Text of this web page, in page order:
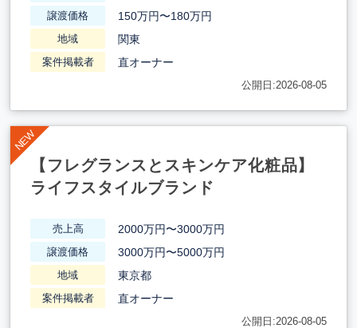
譲渡価格 150万円〜180万円
地域 関東
案件掲載者 直オーナー
公開日:2026-08-05
【フレグランスとスキンケア化粧品】
ライフスタイルブランド
売上高 2000万円〜3000万円
譲渡価格 3000万円〜5000万円
地域 東京都
案件掲載者 直オーナー
公開日:2026-08-05